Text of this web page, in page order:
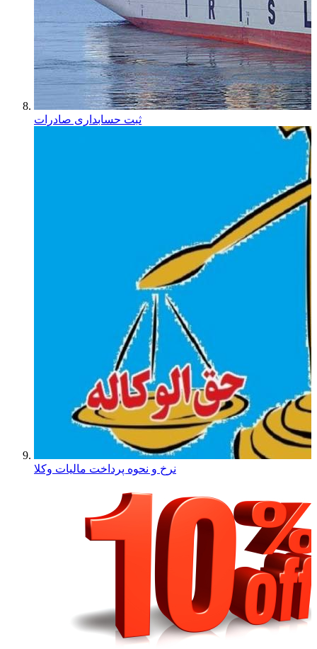
ثبت حسابداری صادرات
نرخ و نحوه پرداخت مالیات وکلا